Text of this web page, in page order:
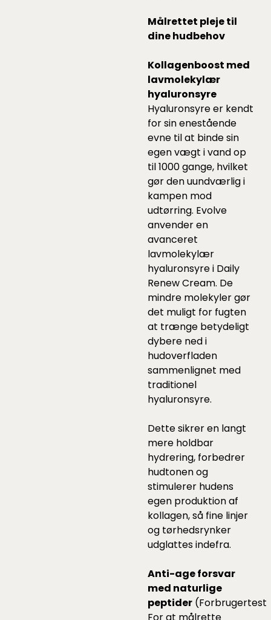
Målrettet pleje til
dine hudbehov
Kollagenboost med
lavmolekylær
hyaluronsyre
Hyaluronsyre er kendt
for sin enestående
evne til at binde sin
egen vægt i vand op
til 1000 gange, hvilket
gør den uundværlig i
kampen mod
udtørring. Evolve
anvender en
avanceret
lavmolekylær
hyaluronsyre i Daily
Renew Cream. De
mindre molekyler gør
det muligt for fugten
at trænge betydeligt
dybere ned i
hudoverfladen
sammenlignet med
traditionel
hyaluronsyre.
Dette sikrer en langt
mere holdbar
hydrering, forbedrer
hudtonen og
stimulerer hudens
egen produktion af
kollagen, så fine linjer
og tørhedsrynker
udglattes indefra.
Anti-age forsvar
med naturlige
peptider
For at målrette